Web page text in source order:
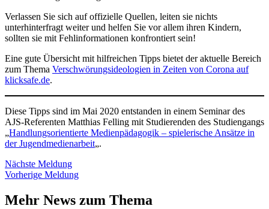
Verlassen Sie sich auf offizielle Quellen, leiten sie nichts
unterhinterfragt weiter und helfen Sie vor allem ihren Kindern,
sollten sie mit Fehlinformationen konfrontiert sein!
Eine gute Übersicht mit hilfreichen Tipps bietet der aktuelle Bereich
zum Thema Verschwörungsideologien in Zeiten von Corona auf
klicksafe.de.
Diese Tipps sind im Mai 2020 entstanden in einem Seminar des
AJS-Referenten Matthias Felling mit Studierenden des Studiengangs
„Handlungsorientierte Medienpädagogik – spielerische Ansätze in
der Jugendmedienarbeit„.
Nächste Meldung
Vorherige Meldung
Mehr News zum Thema